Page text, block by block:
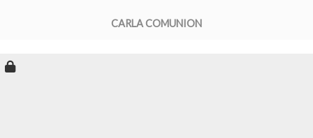
CARLA COMUNION